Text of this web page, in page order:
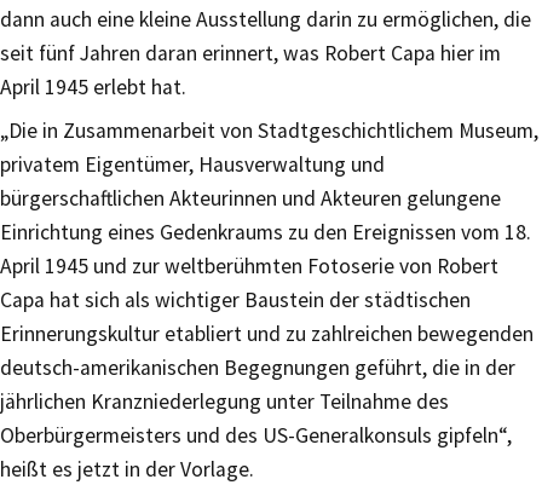
dann auch eine kleine Ausstellung darin zu ermöglichen, die
seit fünf Jahren daran erinnert, was Robert Capa hier im
April 1945 erlebt hat.
„Die in Zusammenarbeit von Stadtgeschichtlichem Museum,
privatem Eigentümer, Hausverwaltung und
bürgerschaftlichen Akteurinnen und Akteuren gelungene
Einrichtung eines Gedenkraums zu den Ereignissen vom 18.
April 1945 und zur weltberühmten Fotoserie von Robert
Capa hat sich als wichtiger Baustein der städtischen
Erinnerungskultur etabliert und zu zahlreichen bewegenden
deutsch-amerikanischen Begegnungen geführt, die in der
jährlichen Kranzniederlegung unter Teilnahme des
Oberbürgermeisters und des US-Generalkonsuls gipfeln“,
heißt es jetzt in der Vorlage.